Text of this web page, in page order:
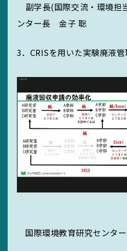
SEARCH
副学長(国際交流・環境担
ンター長 金子 聡
3．CRISを用いた実験廃液
国際環境教育研究センタ